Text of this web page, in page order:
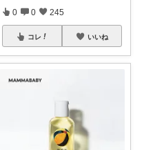
0 0 245
コレ いいね